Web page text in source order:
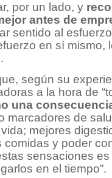
por un lado, y
antes de
sentido al
en sí mismo,
según su
a la hora de
una
marcadores de
mejores
y poder
sensaciones
en el tiempo”.